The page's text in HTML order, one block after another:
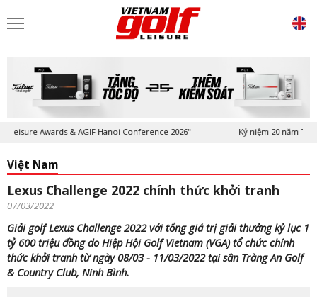
Awards & AGIF Hanoi Conference 2026" Kỷ niệm 20 năm Tạp chí
Việt Nam
Lexus Challenge 2022 chính thức khởi tranh
07/03/2022
Giải golf Lexus Challenge 2022 với tổng giá trị giải thưởng kỷ lục 1
tỷ 600 triệu đồng do Hiệp Hội Golf Vietnam (VGA) tổ chức chính
thức khởi tranh từ ngày 08/03 - 11/03/2022 tại sân Tràng An Golf
& Country Club, Ninh Bình.